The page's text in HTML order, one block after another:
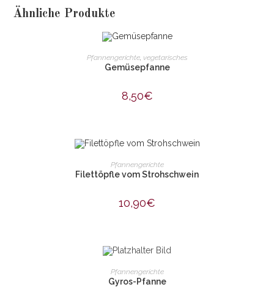
Ähnliche Produkte
IN DEN WARENKORB
Pfannengerichte, vegetarisches
Gemüsepfanne
8,50€
IN DEN WARENKORB
Pfannengerichte
Filettöpfle vom Strohschwein
10,90€
IN DEN WARENKORB
Pfannengerichte
Gyros-Pfanne